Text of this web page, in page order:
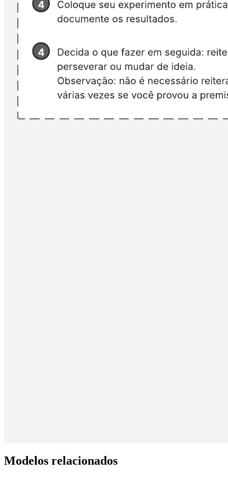
Modelos relacionados